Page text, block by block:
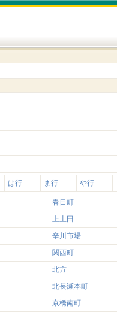
は行 ま行 や行
春日町
上土田
辛川市場
関西町
北方
北長瀬本町
京橋南町